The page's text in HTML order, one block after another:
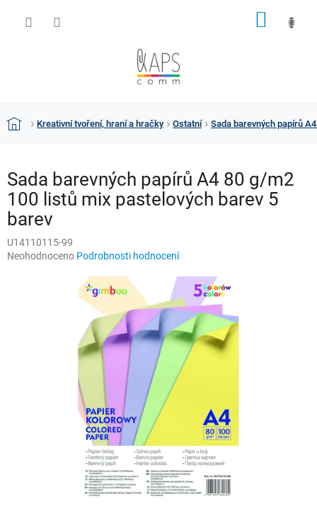
DomůKreativní tvoření, hraní a hračky Ostatní Sada barevných papírů
Sada barevných papírů A4 80 g/m2
100 listů mix pastelových barev 5
barev
U14110115-99
Průměrné
Neohodnoceno Podrobnosti hodnocení